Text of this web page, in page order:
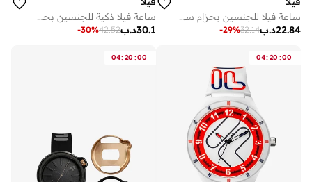
ساعة فيلا للجنسين بحزام سيليكون أزرق وهيكل بلاستيكي 38-342-005
د.ب22.84
32.14
-29%
ساعة فيلا ذكية للجنسين بحزام سيليكون أسود
د.ب30.1
42.52
-30%
04:20 :00
04:20 :00